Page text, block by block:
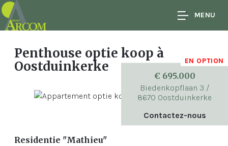
MENU
Penthouse optie koop à
Oostduinkerke
€ 695.000
Biedenkopflaan 3 /
8670 Oostduinkerke
Contactez-nous
EN OPTION
Residentie "Mathieu"